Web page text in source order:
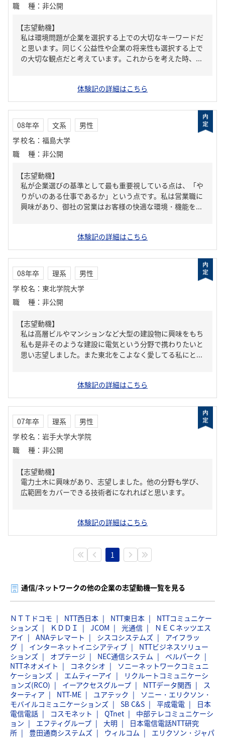
職種 ： 非公開
【志望動機】
私は環境問題が企業を選択する上での大切なキーワードだ
と思います。同じく公益性や企業の将来性も選択する上で
の大切な観点だと考えています。これからを考えた時、...
体験記の詳細はこちら
08年卒 文系
男性
学校名 ： 福島大学
職種 ： 非公開
【志望動機】
私が企業選びの基準として最も重要視している点は、「や
りがいのある仕事であるか」という点です。私は営業職に
興味があり、御社の営業はお客様の快適な環境・機能を...
体験記の詳細はこちら
08年卒 理系
男性
学校名 ： 東北学院大学
職種 ： 非公開
【志望動機】
私は高層ビルやマンションなど大型の建設物に興味をもち
私も是非そのような建設に電気という分野で携わりたいと
思い志望しました。また東北をこよなく愛してる私にと...
体験記の詳細はこちら
07年卒 理系
男性
学校名 ： 岩手大学大学院
職種 ： 非公開
【志望動機】
電力土木に興味があり、志望しました。他の分野も学び、
広範囲をカバーできる技術者になれればと思います。
体験記の詳細はこちら
1
通信/ネットワークの他の企業の志望動機一覧を見る
ＮＴＴドコモ NTT西日本 NTT東日本
NTTコミュニケー
ションズ
ＫＤＤＩ JCOM 光通信
ＮＥＣネッツエス
アイ
ANAテレマート シスコシステムズ
アイフラッ
グ
インターネットイニシアティブ
NTTビジネスソリュー
ションズ
オプテージ NEC通信システム
ベルパーク
NTTネオメイト
コネクシオ
ソニーネットワークコミュニ
ケーションズ
エムティーアイ
リクルートコミュニケーシ
ョンズ(RCO)
イーアクセスグループ NTTデータ関西
ス
ターティア
NTT-ME ユアテック
ソニー・エリクソン・
モバイルコミュニケーションズ
SB C&S 平成電電
日本
電信電話
コスモネット QTnet
中部テレコミュニケーシ
ョン
エフティグループ 大明
日本電信電話NTT研究
所
豊田通商システムズ ウィルコム
エリクソン・ジャパ